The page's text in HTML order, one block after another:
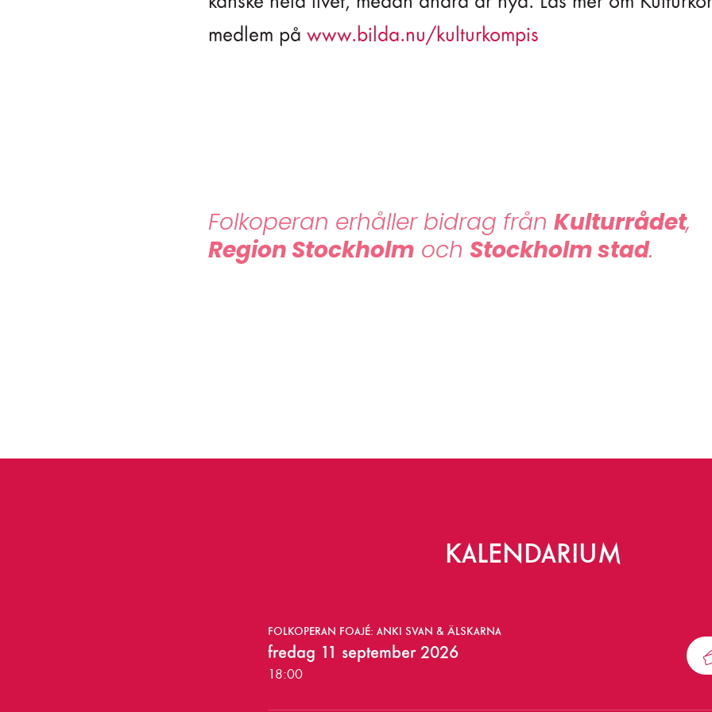
medlem på www.bilda.nu/kulturkompis
Folkoperan erhåller bidrag från Kulturrådet,
Region Stockholm och Stockholm stad.
KALENDARIUM
ö
p
FOLKOPERAN FOAJÉ: ANKI SVAN & ÄLSKARNA
fredag 11 september 2026
18:00